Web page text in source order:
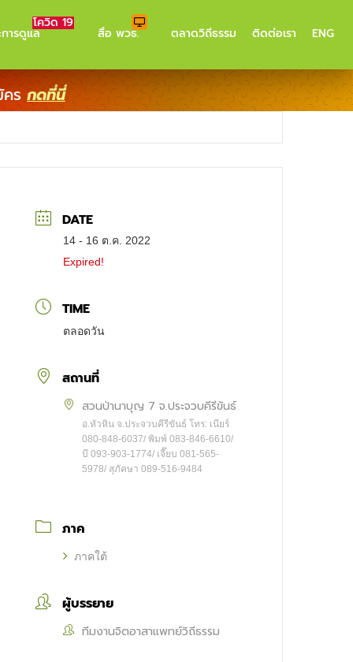
การดูแล
โควิด 19
สื่อ พวธ. ตลาดวิถีธรรม ติดต่อเรา ENG
ร กดที่นี่
DATE
14 - 16 ต.ค. 2022
Expired!
TIME
ตลอดวัน
สถานที่
สวนป่านาบุญ 7 จ.ประจวบคีรีขันธ์
อ.หัวหิน จ.ประจวบคีรีขันธ์ โทร: เนียร์
080-848-6037/ พิมพ์ 083-846-6610/
บี 093-903-1774/ เจี๊ยบ 081-565-
5978/ สุภัคษา 089-516-9484
ภาค
ภาคใต้
ผู้บรรยาย
ทีมงานจิตอาสาแพทย์วิถีธรรม